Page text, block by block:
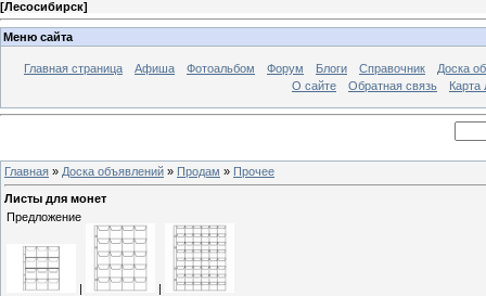
[Лесосибирск]
Меню сайта
Главная страница Афиша Фотоальбом Форум Блоги Справочник
Доска
О сайте
Обратная связь Карта
Главная » Доска объявлений » Продам » Прочее
Листы для монет
Предложение
|
|